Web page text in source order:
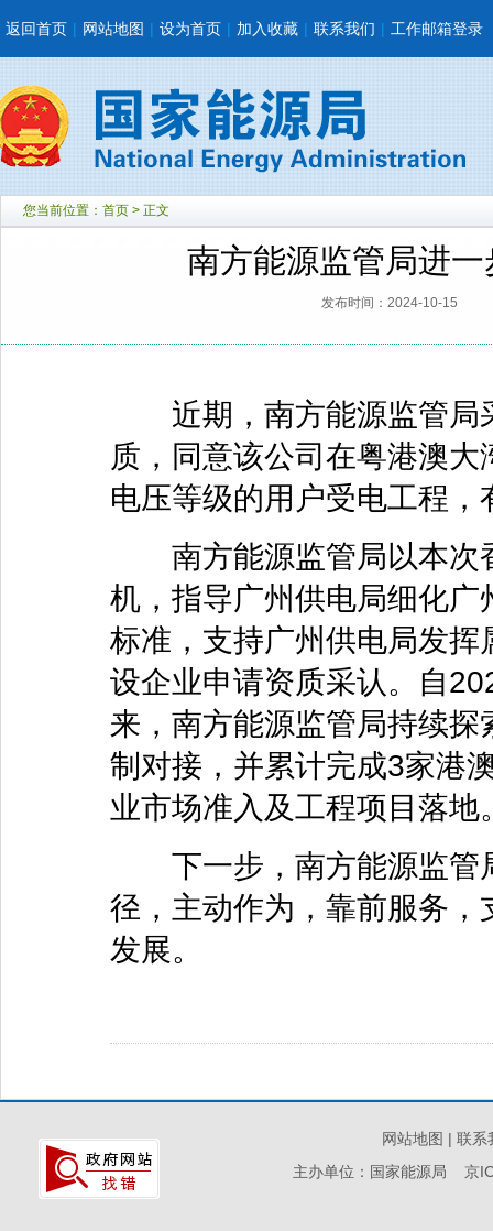
返回首页 | 网站地图 | 设为首页 | 加入收藏 | 联系我们 | 工作邮箱登录
您当前位置： 首页 > 正文
南方能源监管局进
发布时间：2024-10-15
近期，南方能源监管局
质，同意该公司在粤港澳
电压等级的用户受电工程，
南方能源监管局以本次
机，指导广州供电局细化
标准，支持广州供电局发
设企业申请资质采认。自
来，南方能源监管局持续
制对接，并累计完成3家港
业市场准入及工程项目落地
下一步，南方能源监管
径，主动作为，靠前服务
发展。